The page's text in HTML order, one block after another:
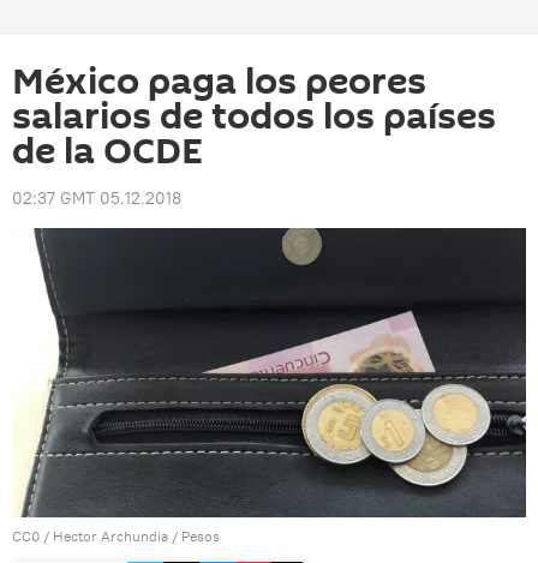
México paga los peores
salarios de todos los países
de la OCDE
02:37 GMT 05.12.2018
CC0 / Hector Archundia / Pesos